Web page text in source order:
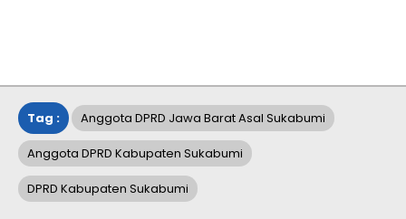
Tag : Anggota DPRD Jawa Barat Asal Sukabumi
Anggota DPRD Kabupaten Sukabumi
DPRD Kabupaten Sukabumi